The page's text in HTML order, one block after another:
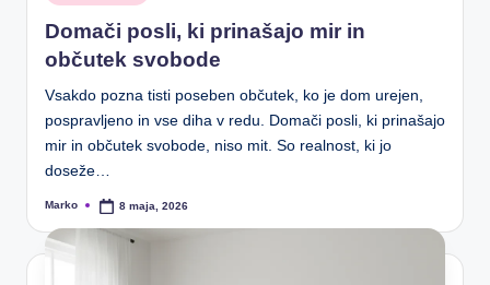
in
Domači posli, ki prinašajo mir in
občutek svobode
Vsakdo pozna tisti poseben občutek, ko je dom urejen,
pospravljeno in vse diha v redu. Domači posli, ki prinašajo
mir in občutek svobode, niso mit. So realnost, ki jo
doseže…
Posted
Marko 8 maja, 2026